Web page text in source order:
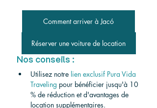
Comment arriver à Jacó
Réserver une voiture de location
Nos conseils :
Utilisez notre lien exclusif Pura Vida
Traveling pour bénéficier jusqu'à 10
% de réduction et d'avantages de
location supplémentaires.